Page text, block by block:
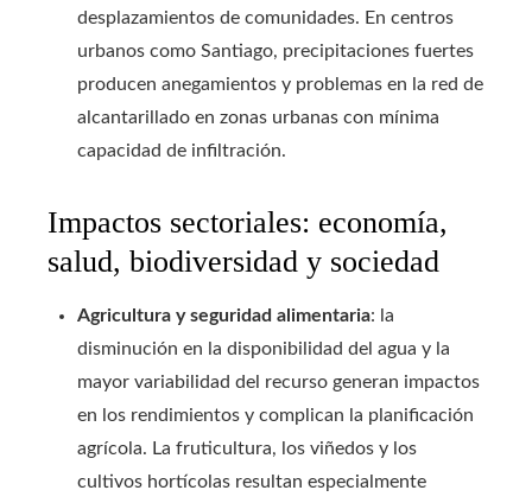
desplazamientos de comunidades. En centros
urbanos como Santiago, precipitaciones fuertes
producen anegamientos y problemas en la red de
alcantarillado en zonas urbanas con mínima
capacidad de infiltración.
Impactos sectoriales: economía,
salud, biodiversidad y sociedad
Agricultura y seguridad alimentaria: la
disminución en la disponibilidad del agua y la
mayor variabilidad del recurso generan impactos
en los rendimientos y complican la planificación
agrícola. La fruticultura, los viñedos y los
cultivos hortícolas resultan especialmente